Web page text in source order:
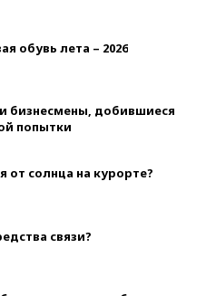
обувь лета – 2026
бизнесмены, добившиеся
попытки
от солнца на курорте?
связи?